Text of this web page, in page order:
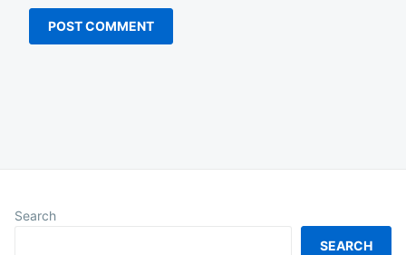
Search
SEARCH